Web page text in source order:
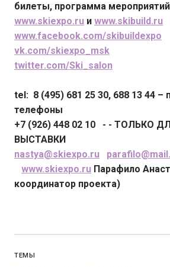
билеты, программа
www.skiexpo.ru и www.skibuild.ru
www.facebook.com/skibuildexpo
vk.com/skiexpo_msk
twitter.com/Ski_salon
tel: 8 (495) 681 25 30, 688 13 44 –
телефоны
+7 (926) 448 02 10 - - ТОЛЬКО
ВЫСТАВКИ
nastya@skiexpo.ru
www.skiexpo.ru Парафило
координатор проекта)
ТЕМЫ